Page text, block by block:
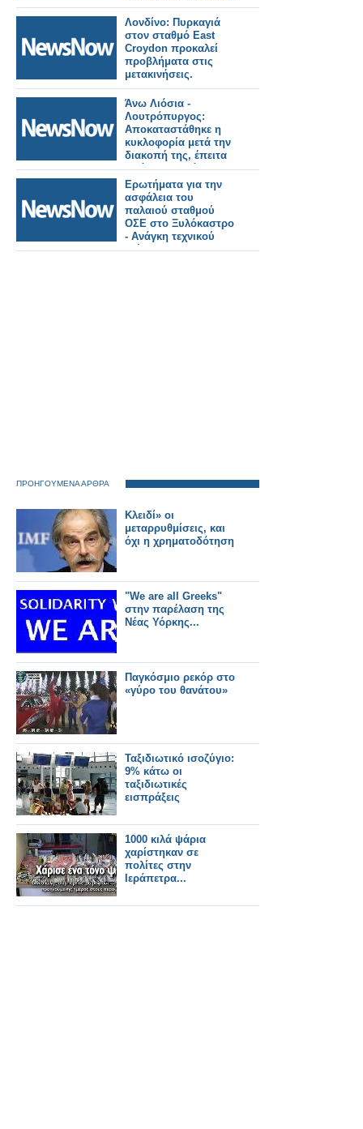
Λονδίνο: Πυρκαγιά
στον σταθμό East
Croydon προκαλεί
προβλήματα στις
μετακινήσεις.
Άνω Λιόσια -
Λουτρόπυργος:
Αποκαταστάθηκε η
κυκλοφορία μετά την
διακοπή της, έπειτα
από πυρκαγιά
πλησίον της γραμμής.
Ερωτήματα για την
ασφάλεια του
παλαιού σταθμού
ΟΣΕ στο Ξυλόκαστρο
- Ανάγκη τεχνικού
ελέγχου στο
ΠΡΟΗΓΟΥΜΕΝΑ ΑΡΘΡΑ
Κλειδί» οι
μεταρρυθμίσεις, και
όχι η χρηματοδότηση
"We are all Greeks"
στην παρέλαση της
Νέας Υόρκης...
Παγκόσμιο ρεκόρ στο
«γύρο του θανάτου»
Ταξιδιωτικό ισοζύγιο:
9% κάτω οι
ταξιδιωτικές
εισπράξεις
1000 κιλά ψάρια
χαρίστηκαν σε
πολίτες στην
Ιεράπετρα...